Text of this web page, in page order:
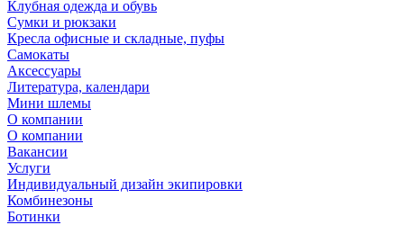
Клубная одежда и обувь
Сумки и рюкзаки
Кресла офисные и складные, пуфы
Самокаты
Аксессуары
Литература, календари
Мини шлемы
О компании
О компании
Вакансии
Услуги
Индивидуальный дизайн экипировки
Комбинезоны
Ботинки